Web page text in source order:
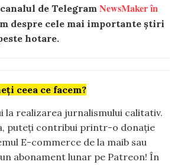
de Telegram NewsMaker în
despre cele mai importante știri
hotare.
ceea ce facem?
la realizarea jurnalismului calitativ.
puteți contribui printr-o donație
E-commerce de la maib sau
abonament lunar pe Patreon! În